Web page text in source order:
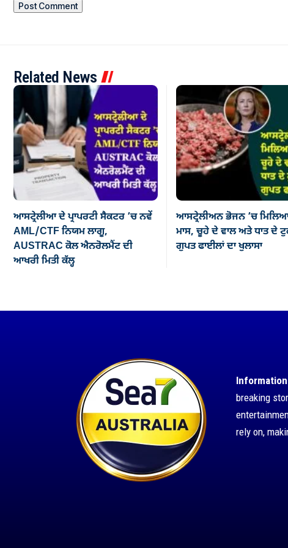
Related News
ਆਸਟ੍ਰੇਲੀਆ ਦੇ ਪ੍ਰਾਪਰਟੀ ਸੈਕਟਰ ’ਚ ਨਵੇਂ
AML/CTF ਨਿਯਮ ਲਾਗੂ,
AUSTRAC ਕੋਲ ਐਨਰੋਲਮੈਂਟ ਦੀ
ਆਖਰੀ ਮਿਤੀ ਕੱਲ੍ਹ
ਆਸਟ੍ਰੇਲੀਅਨ ਭੋਜਨ ’ਚ
ਮਾਸ, ਚੂਹੇ ਦੇ ਵਾਲ ਅਤੇ ਧਾਤ ਦੇ
ਗੁਪਤ ਫਾਈਲਾਂ ਦਾ ਖੁਲਾਸਾ
breaking
rely on,